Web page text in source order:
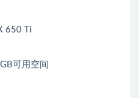
650 Ti
可用空间